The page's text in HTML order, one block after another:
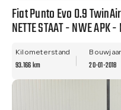
Fiat Punto Evo 0.9
NETTE STAAT - NWE APK
Kilometerstand
93.166 km
Bouwjaar
20-01-2018